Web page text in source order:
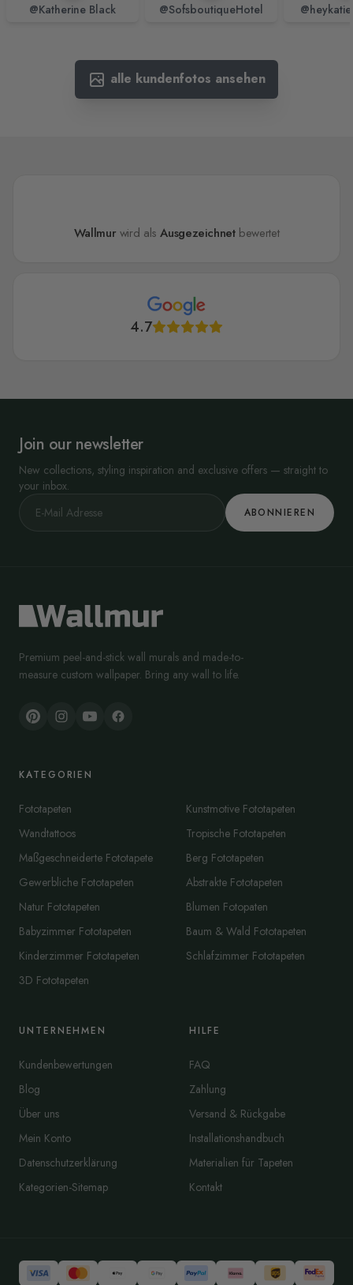
@Katherine Black @SofsboutiqueHotel
alle kundenfotos ansehen
Wallmur wird alsAusgezeichnetbewertet
4.7
Join our newsletter
New collections, styling inspiration and exclusive offers — straight to
your inbox.
ABONNIEREN
Premium peel-and-stick wall murals and made-to-
measure custom wallpaper. Bring any wall to life.
KATEGORIEN
Fototapeten
Wandtattoos
Maßgeschneiderte Fototapete
Gewerbliche Fototapeten
Natur Fototapeten
Babyzimmer Fototapeten
Kinderzimmer Fototapeten
3D Fototapeten
Kunstmotive Fototapeten
Tropische Fototapeten
Berg Fototapeten
Abstrakte Fototapeten
Blumen Fotopaten
Baum & Wald Fototapeten
Schlafzimmer Fototapeten
UNTERNEHMEN
Kundenbewertungen
Blog
Über uns
Mein Konto
Datenschutzerklärung
Kategorien-Sitemap
HILFE
FAQ
Zahlung
Versand & Rückgabe
Installationshandbuch
Materialien für Tapeten
Kontakt